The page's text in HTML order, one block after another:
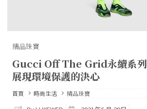
精品珠寶
Gucci Off The Grid永續系列
展現環境保護的決心
首頁 時尚生活 精品珠寶